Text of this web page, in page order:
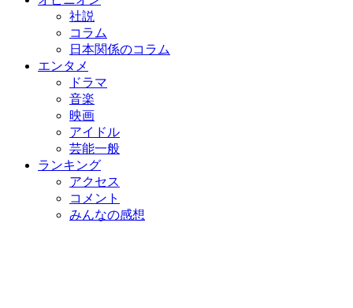
社説
コラム
日本関係のコラム
エンタメ
ドラマ
音楽
映画
アイドル
芸能一般
ランキング
アクセス
コメント
みんなの感想